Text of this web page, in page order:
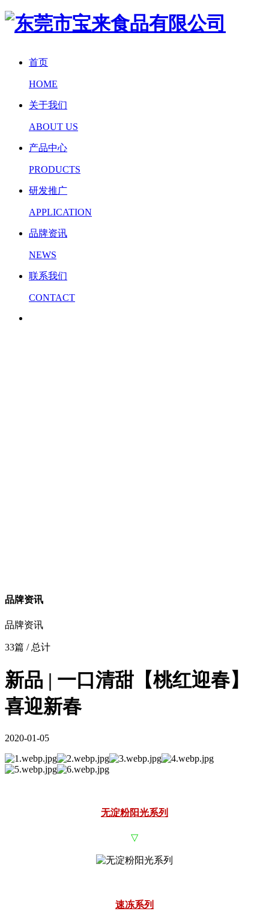
首页
HOME
关于我们
ABOUT US
产品中心
PRODUCTS
研发推广
APPLICATION
品牌资讯
NEWS
联系我们
CONTACT
品牌资讯
品牌资讯
33篇 / 总计
新品 | 一口清甜【桃红迎春】
喜迎新春
2020-01-05
无淀粉阳光系列
▽
速冻系列